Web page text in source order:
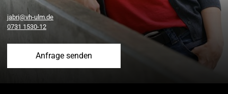
jabri@vh-ulm.de
0731 1530-12
Anfrage senden